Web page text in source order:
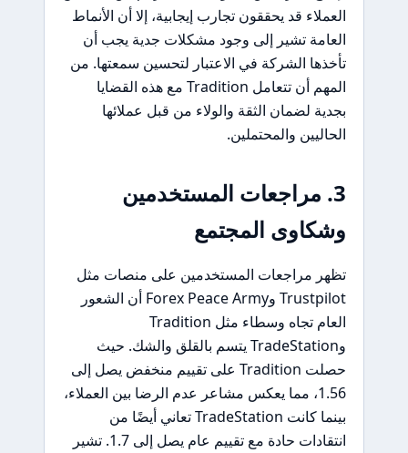
العملاء قد يحققون تجارب إيجابية، إلا أن الأنماط
العامة تشير إلى وجود مشكلات جدية يجب أن
تأخذها الشركة في الاعتبار لتحسين سمعتها. من
المهم أن تتعامل Tradition مع هذه القضايا
بجدية لضمان الثقة والولاء من قبل عملائها
الحاليين والمحتملين.
3. مراجعات المستخدمين
وشكاوى المجتمع
تظهر مراجعات المستخدمين على منصات مثل
Trustpilot وForex Peace Army أن الشعور
العام تجاه وسطاء مثل Tradition
وTradeStation يتسم بالقلق والشك. حيث
حصلت Tradition على تقييم منخفض يصل إلى
1.56، مما يعكس مشاعر عدم الرضا بين العملاء،
بينما كانت TradeStation تعاني أيضًا من
انتقادات حادة مع تقييم عام يصل إلى 1.7. تشير